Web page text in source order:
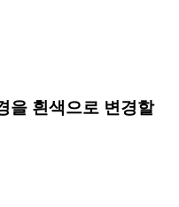
을 흰색으로 변경할